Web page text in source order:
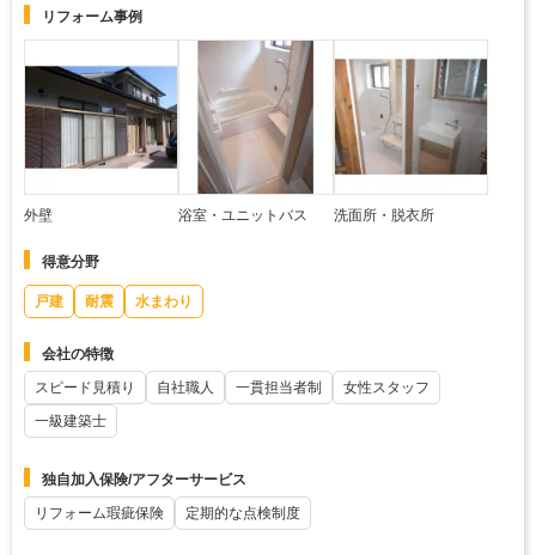
リフォーム事例
外壁 浴室・ユニットバス 洗面所・脱衣所
得意分野
戸建 耐震 水まわり
会社の特徴
スピード見積り
自社職人 一貫担当者制
女性スタッフ
一級建築士
独自加入保険/アフターサービス
リフォーム瑕疵保険
定期的な点検制度